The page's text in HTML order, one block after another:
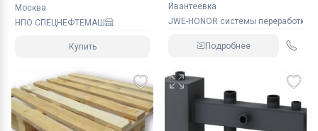
Москва
НПО СПЕЦНЕФТЕМАШ
Купить
Ивантеевка
JWE-HONOR системы переработки
Подробнее